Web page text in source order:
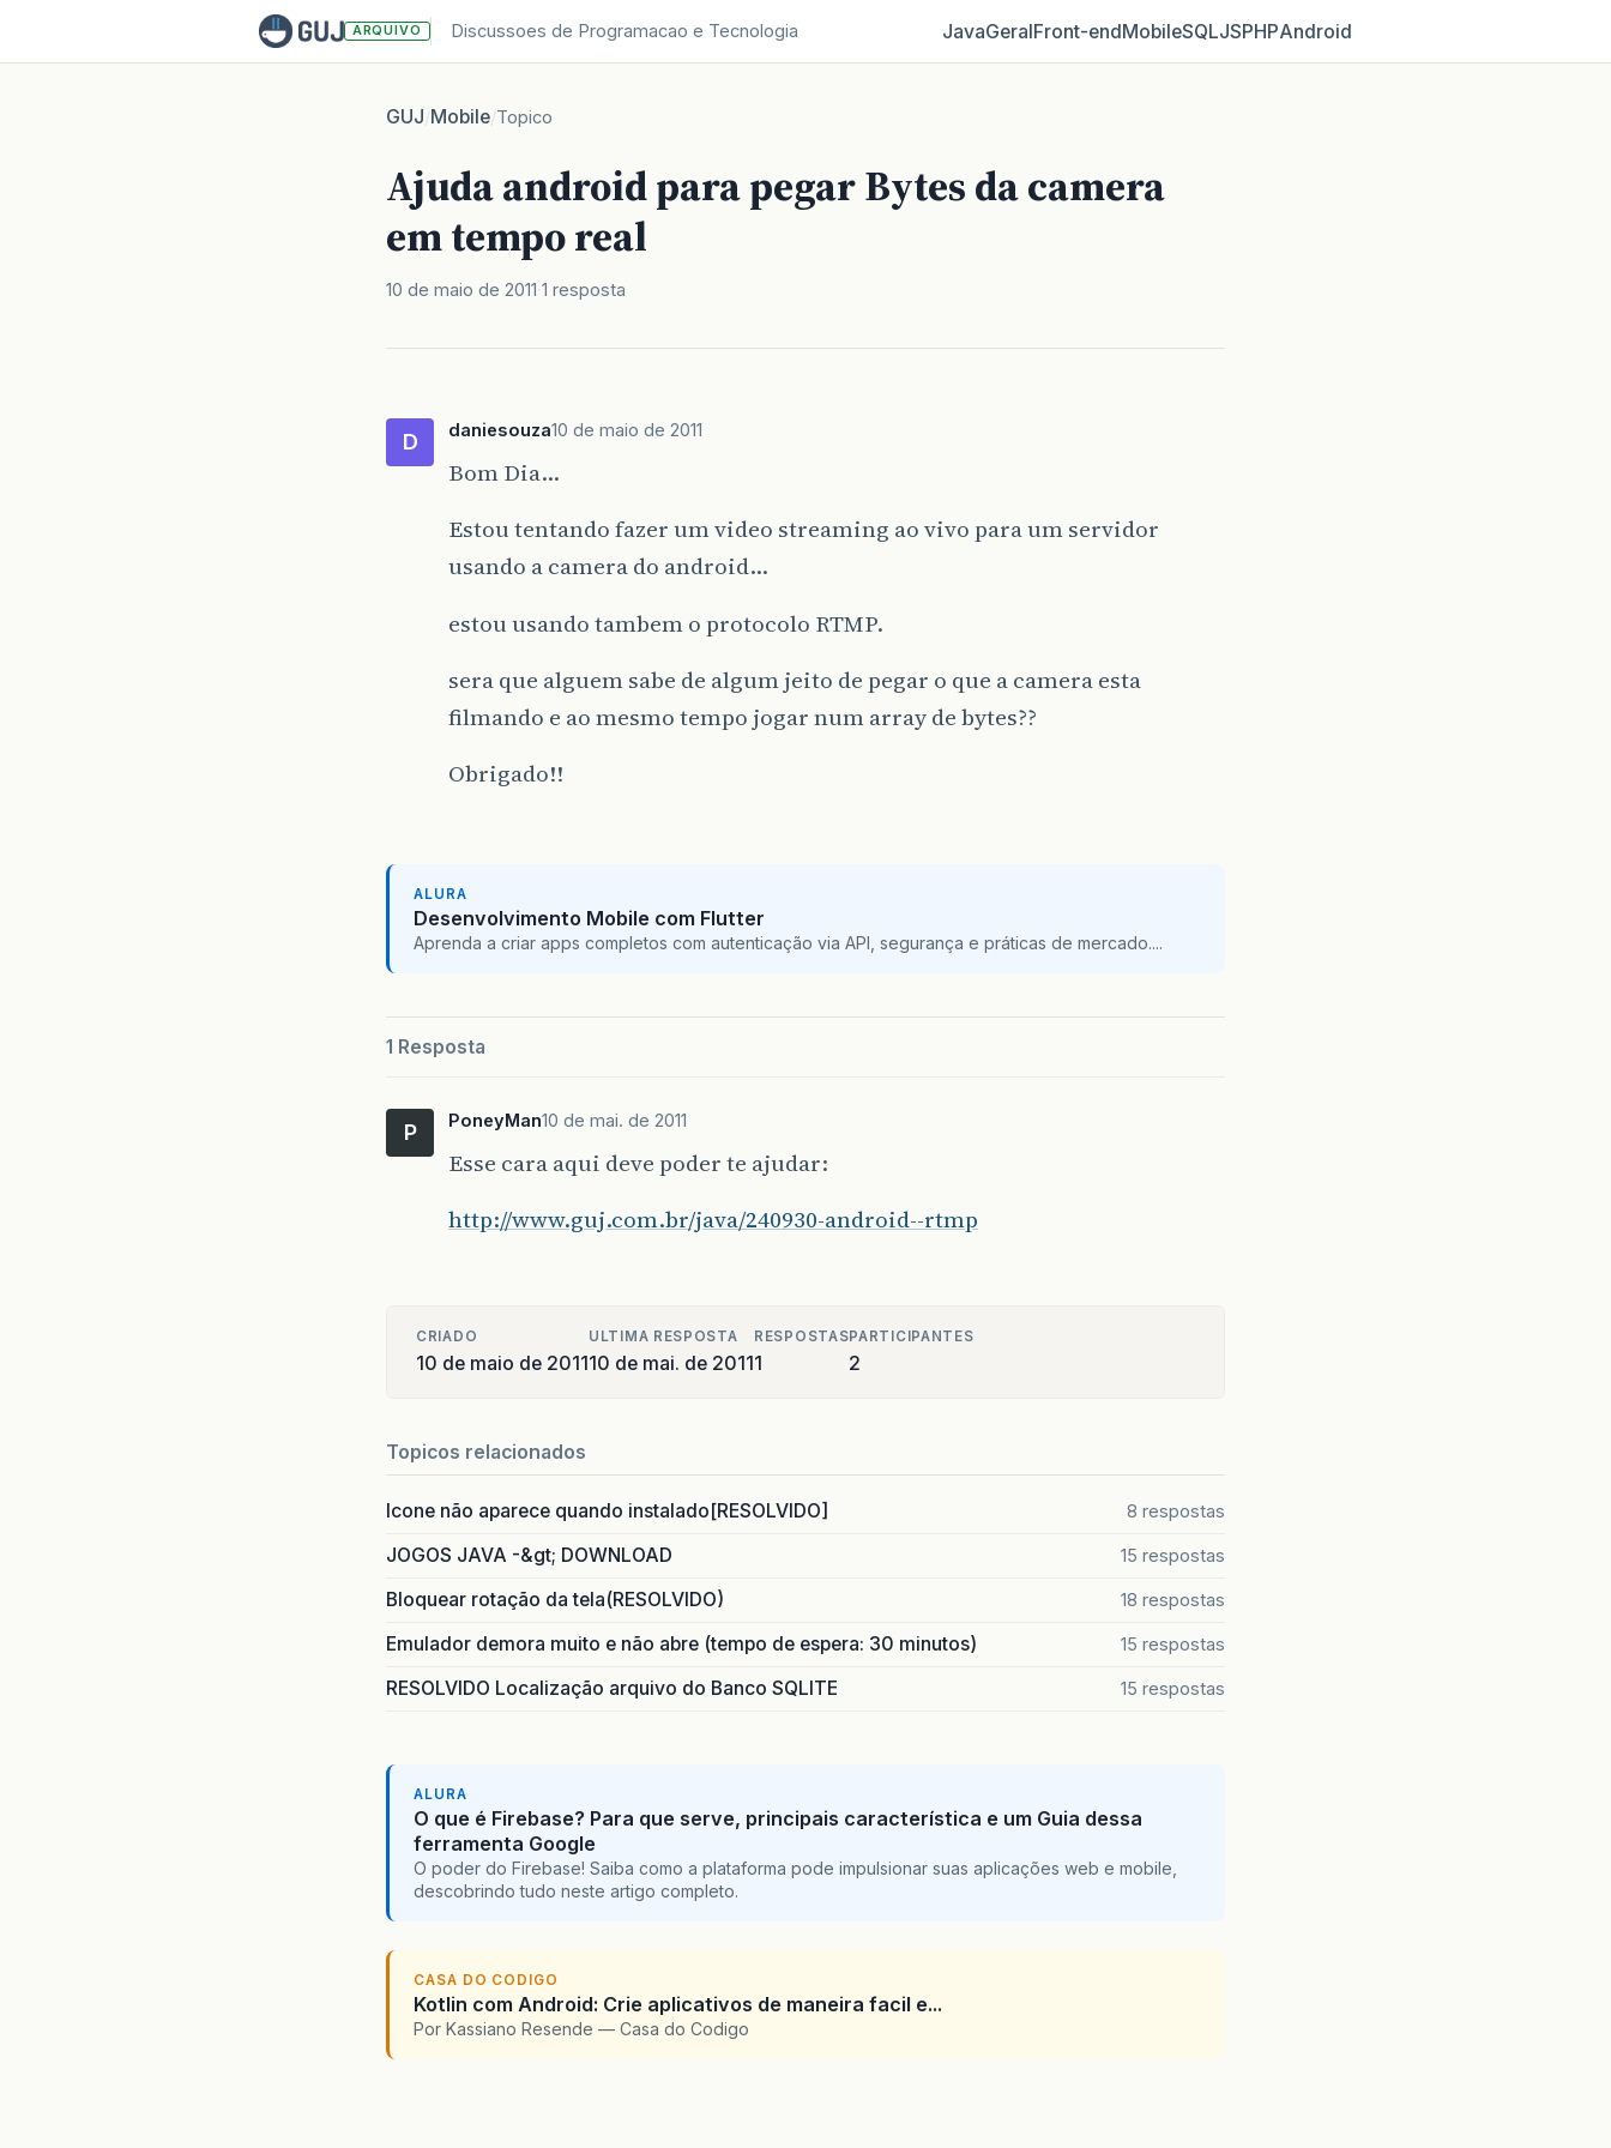
ARQUIVO Discussoes de Programacao e Tecnologia JavaGeralFront‑endMobileSQLJSPHPAndroid
GUJ/Mobile/Topico
Ajuda android para pegar Bytes da camera
em tempo real
10 de maio de 2011 1 resposta
D daniesouza10 de maio de 2011
Bom Dia…
Estou tentando fazer um video streaming ao vivo para um servidor
usando a camera do android…
estou usando tambem o protocolo RTMP.
sera que alguem sabe de algum jeito de pegar o que a camera esta
filmando e ao mesmo tempo jogar num array de bytes??
Obrigado!!
ALURA
Desenvolvimento Mobile com Flutter
Aprenda a criar apps completos com autenticação via API, segurança e práticas de mercado....
1 Resposta
P PoneyMan10 de mai. de 2011
Esse cara aqui deve poder te ajudar:
http://www.guj.com.br/java/240930-android--rtmp
CRIADO
10 de maio de 2011
ULTIMA RESPOSTA
10 de mai. de 2011
RESPOSTAS
1
PARTICIPANTES
2
Topicos relacionados
Icone não aparece quando instalado[RESOLVIDO] 8 respostas
JOGOS JAVA -&gt; DOWNLOAD 15 respostas
Bloquear rotação da tela(RESOLVIDO) 18 respostas
Emulador demora muito e não abre (tempo de espera: 30 minutos) 15 respostas
RESOLVIDO Localização arquivo do Banco SQLITE 15 respostas
ALURA
O que é Firebase? Para que serve, principais característica e um Guia dessa
ferramenta Google
O poder do Firebase! Saiba como a plataforma pode impulsionar suas aplicações web e mobile,
descobrindo tudo neste artigo completo.
CASA DO CODIGO
Kotlin com Android: Crie aplicativos de maneira facil e...
Por Kassiano Resende — Casa do Codigo